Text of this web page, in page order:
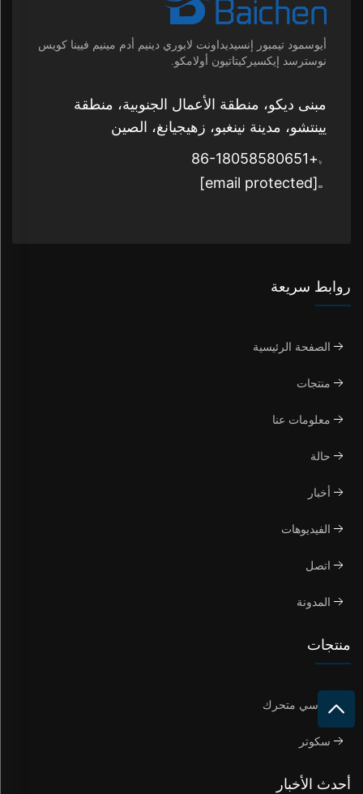
أيوسمود تيمبور إنسيديداونت لابوري دينيم أدم مينيم فيينا كويس
نوسترسد إيكسيركيتاتيون أولامكو.
مبنى ديكو، منطقة الأعمال الجنوبية، منطقة
يينتشو، مدينة نينغبو، زهيجيانغ، الصين
+86-18058580651
[email protected]
روابط سريعة
الصفحة الرئيسية
منتجات
معلومات عنا
حالة
أخبار
الفيديوهات
اتصل
المدونة
منتجات
كرسي متحرك
سكوتر
أحدث الأخبار